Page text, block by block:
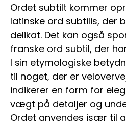
Ordet subtilt kommer
latinske ord subtilis, der
delikat. Det kan også
franske ord subtil, der
I sin etymologiske
til noget, der er
indikerer en form for
vægt på detaljer og
Ordet anvendes især til